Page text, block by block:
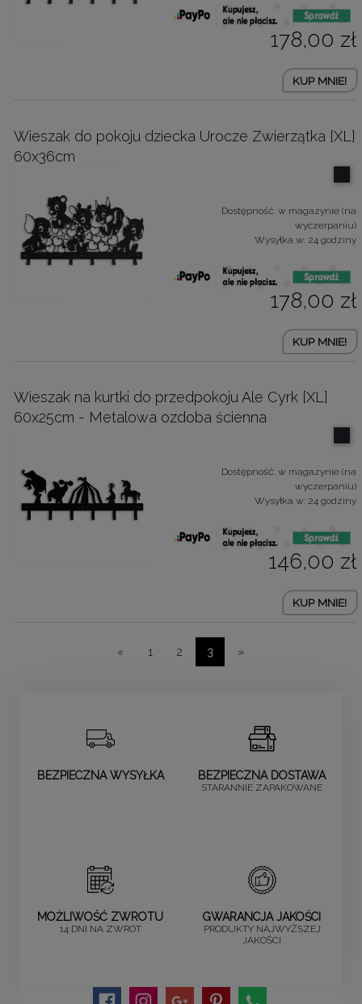
178,00 zł
KUP MNIE!
Wieszak do pokoju dziecka Urocze Zwierzątka [XL]
60x36cm
Dostępność: w magazynie (na
wyczerpaniu)
Wysyłka w: 24 godziny
178,00 zł
KUP MNIE!
Wieszak na kurtki do przedpokoju Ale Cyrk [XL]
60x25cm - Metalowa ozdoba ścienna
Dostępność: w magazynie (na
wyczerpaniu)
Wysyłka w: 24 godziny
146,00 zł
KUP MNIE!
« 1 2 3 »
BEZPIECZNA WYSYŁKA BEZPIECZNA DOSTAWA
STARANNIE ZAPAKOWANE
MOŻLIWOŚĆ ZWROTU
14 DNI NA ZWROT
GWARANCJA JAKOŚCI
PRODUKTY NAJWYŻSZEJ
JAKOŚCI